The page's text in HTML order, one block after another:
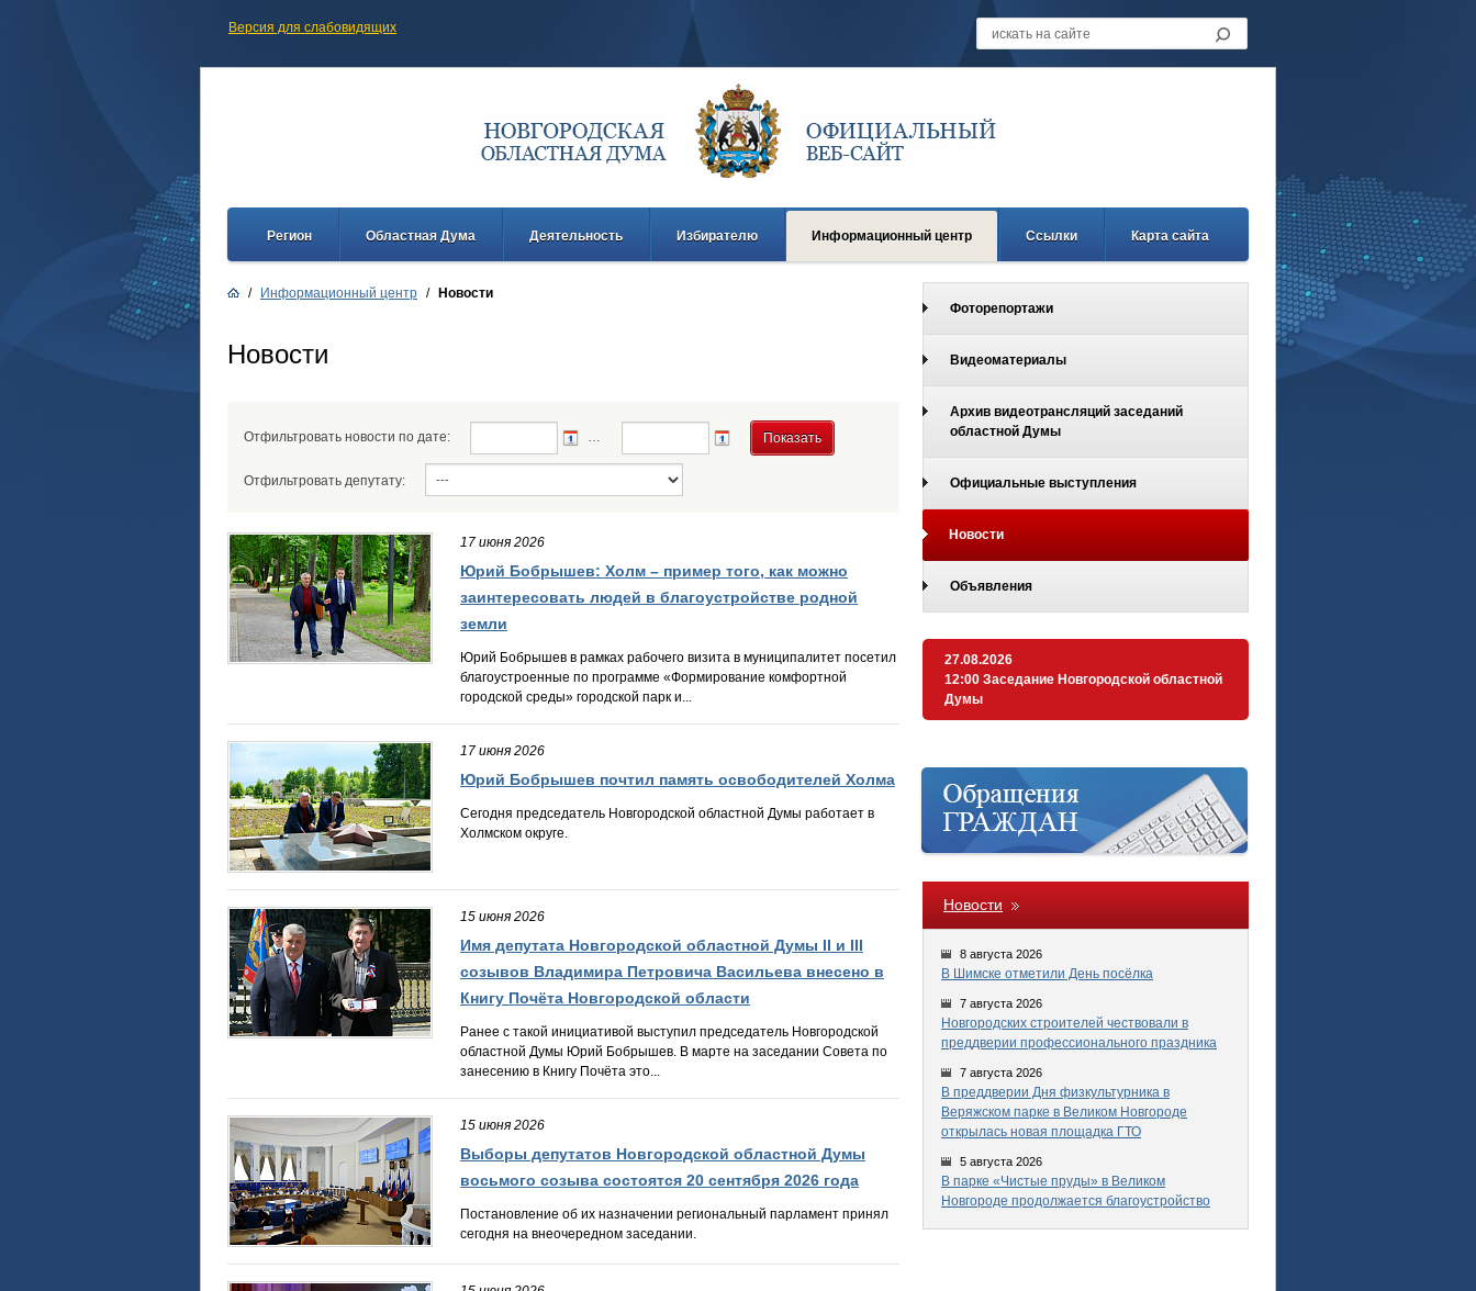
Версия для слабовидящих
Регион Областная Дума Деятельность Избирателю Информационный центр Ссылки Карта сайта
Фоторепортажи
Видеоматериалы
Архив видеотрансляций заседаний
областной Думы
Официальные выступления
Новости
Объявления
27.08.2026
12:00 Заседание Новгородской областной
Думы
Новости
8 августа 2026
В Шимске отметили День посёлка
7 августа 2026
Новгородских строителей чествовали в
преддверии профессионального праздника
7 августа 2026
В преддверии Дня физкультурника в
Веряжском парке в Великом Новгороде
открылась новая площадка ГТО
5 августа 2026
В парке «Чистые пруды» в Великом
Новгороде продолжается благоустройство
/ Информационный центр / Новости
Новости
Отфильтровать новости по дате:
Отфильтровать депутату:
17 июня 2026
Юрий Бобрышев: Холм – пример того, как можно
заинтересовать людей в благоустройстве родной
земли
Юрий Бобрышев в рамках рабочего визита в муниципалитет посетил
благоустроенные по программе «Формирование комфортной
городской среды» городской парк и...
17 июня 2026
Юрий Бобрышев почтил память освободителей Холма
Сегодня председатель Новгородской областной Думы работает в
Холмском округе.
15 июня 2026
Имя депутата Новгородской областной Думы II и III
созывов Владимира Петровича Васильева внесено в
Книгу Почёта Новгородской области
Ранее с такой инициативой выступил председатель Новгородской
областной Думы Юрий Бобрышев. В марте на заседании Совета по
занесению в Книгу Почёта это...
15 июня 2026
Выборы депутатов Новгородской областной Думы
восьмого созыва состоятся 20 сентября 2026 года
Постановление об их назначении региональный парламент принял
сегодня на внеочередном заседании.